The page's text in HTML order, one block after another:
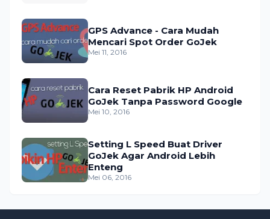
GPS Advance - Cara Mudah
Mencari Spot Order GoJek
Mei 11, 2016
Cara Reset Pabrik HP Android
GoJek Tanpa Password Google
Mei 10, 2016
Setting L Speed Buat Driver
GoJek Agar Android Lebih
Enteng
Mei 06, 2016